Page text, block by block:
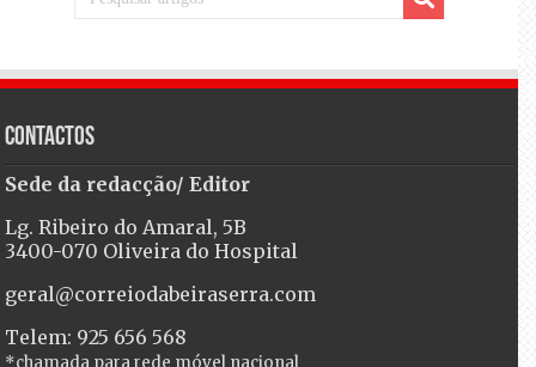
Contactos
Sede da redacção/ Editor
Lg. Ribeiro do Amaral, 5B
3400-070 Oliveira do Hospital
geral@correiodabeiraserra.com
Telem: 925 656 568
*chamada para rede móvel nacional